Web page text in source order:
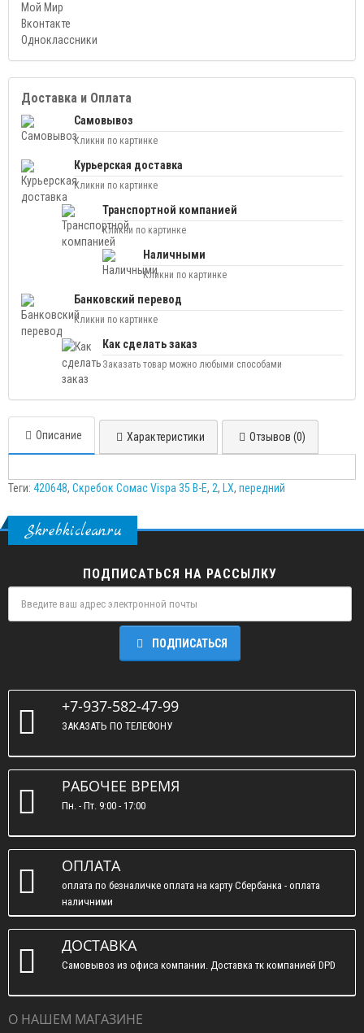
Мой Мир
Вконтакте
Одноклассники
Доставка и Оплата
Самовывоз
Кликни по картинке
Курьерская доставка
Кликни по картинке
Транспортной компанией
Кликни по картинке
Наличными
Кликни по картинке
Банковский перевод
Кликни по картинке
Как сделать заказ
Заказать товар можно любыми способами
Описание Характеристики Отзывов (0)
Теги: 420648, Скребок Сомас Vispa 35 В-Е, 2, LX, передний
Skrebkiclean.ru
ПОДПИСАТЬСЯ НА РАССЫЛКУ
ПОДПИСАТЬСЯ
+7-937-582-47-99
ЗАКАЗАТЬ ПО ТЕЛЕФОНУ
РАБОЧЕЕ ВРЕМЯ
Пн. - Пт. 9:00 - 17:00
ОПЛАТА
оплата по безналичке оплата на карту Сбербанка - оплата
наличними
ДОСТАВКА
Самовывоз из офиса компании. Доставка тк компанией DPD
О НАШЕМ МАГАЗИНЕ